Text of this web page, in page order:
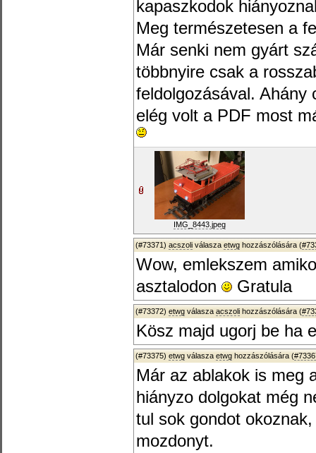
kapaszkodok
Meg természetesen a
Már senki nem gyárt
többnyire csak a
feldolgozásával. Ahány
elég volt a PDF most
IMG_8443.jpeg
(#73371) acszoli válasza etwg hozzászólására (
Wow, emlekszem
asztalodon
Gratula
(#73372) etwg válasza acszoli hozzászólására (
Kösz majd ugorj be ha
(#73375) etwg válasza etwg hozzászólására (
Már az ablakok is meg
hiányzo dolgokat még
tul sok gondot
mozdonyt.